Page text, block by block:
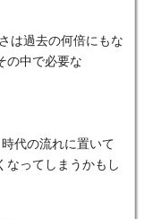
は過去の何倍にもな
の中で必要な
代の流れに置いて
なってしまうかもし